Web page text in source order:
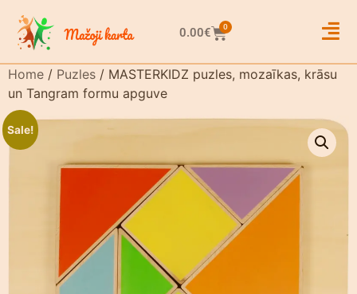
0.00€ 0
Home / Puzles / MASTERKIDZ puzles, mozaīkas, krāsu
un Tangram formu apguve
Sale!